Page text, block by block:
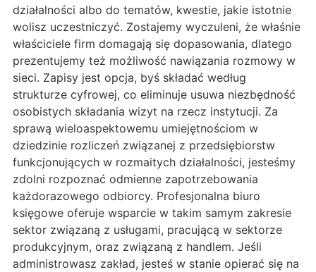
działalności albo do tematów, kwestie, jakie istotnie
wolisz uczestniczyć. Zostajemy wyczuleni, że właśnie
właściciele firm domagają się dopasowania, dlatego
prezentujemy też możliwość nawiązania rozmowy w
sieci. Zapisy jest opcja, byś składać według
strukturze cyfrowej, co eliminuje usuwa niezbędność
osobistych składania wizyt na rzecz instytucji. Za
sprawą wieloaspektowemu umiejętnościom w
dziedzinie rozliczeń związanej z przedsiębiorstw
funkcjonujących w rozmaitych działalności, jesteśmy
zdolni rozpoznać odmienne zapotrzebowania
każdorazowego odbiorcy. Profesjonalna biuro
księgowe oferuje wsparcie w takim samym zakresie
sektor związaną z usługami, pracującą w sektorze
produkcyjnym, oraz związaną z handlem. Jeśli
administrowasz zakład, jesteś w stanie opierać się na